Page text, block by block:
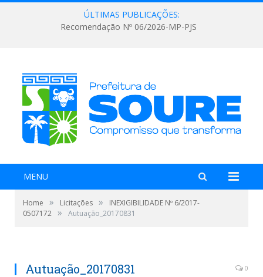
ÚLTIMAS PUBLICAÇÕES:
Recomendação Nº 06/2026-MP-PJS
MENU
Home » Licitações »
INEXIGIBILIDADE Nº 6/2017-
0507172 » Autuação_20170831
Autuação_20170831 0